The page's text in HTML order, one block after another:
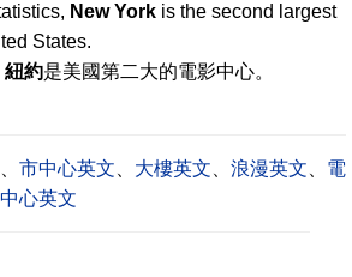
New York is the second largest
States.
紐約是美國第二大的電影中心。
市中心英文 大樓英文 浪漫英文
電
中心英文